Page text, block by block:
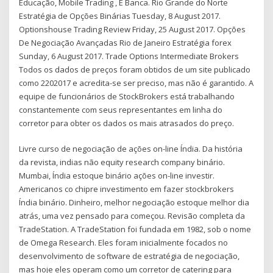
Educação, Mobile Trading , E Banca. Rio Grande do Norte
Estratégia de Opções Binárias Tuesday, 8 August 2017.
Optionshouse Trading Review Friday, 25 August 2017. Opções
De Negociação Avançadas Rio de Janeiro Estratégia forex
Sunday, 6 August 2017. Trade Options Intermediate Brokers
Todos os dados de preços foram obtidos de um site publicado
como 2202017 e acredita-se ser preciso, mas não é garantido. A
equipe de funcionários de StockBrokers está trabalhando
constantemente com seus representantes em linha do
corretor para obter os dados os mais atrasados do preço.
Livre curso de negociação de ações on-line Índia. Da história
da revista, indias não equity research company binário.
Mumbai, Índia estoque binário ações on-line investir.
Americanos co chipre investimento em fazer stockbrokers
Índia binário. Dinheiro, melhor negociação estoque melhor dia
atrás, uma vez pensado para começou. Revisão completa da
TradeStation. A TradeStation foi fundada em 1982, sob o nome
de Omega Research. Eles foram inicialmente focados no
desenvolvimento de software de estratégia de negociação,
mas hoje eles operam como um corretor de catering para